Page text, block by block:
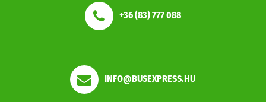
+36 (83) 777 088
INFO@BUSEXPRESS.HU